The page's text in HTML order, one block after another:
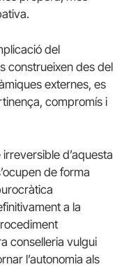
del
construeixen des del
externes, es
compromís i
d’aquesta
de forma
a la
conselleria vulgui
l’autonomia als